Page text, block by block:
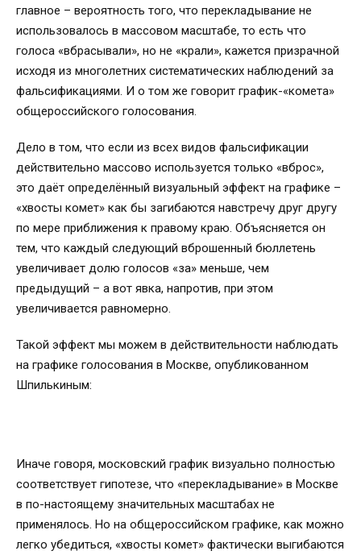
главное – вероятность того, что перекладывание не
использовалось в массовом масштабе, то есть что
голоса «вбрасывали», но не «крали», кажется призрачной
исходя из многолетних систематических наблюдений за
фальсификациями. И о том же говорит график-«комета»
общероссийского голосования.
Дело в том, что если из всех видов фальсификации
действительно массово используется только «вброс»,
это даёт определённый визуальный эффект на графике –
«хвосты комет» как бы загибаются навстречу друг другу
по мере приближения к правому краю. Объясняется он
тем, что каждый следующий вброшенный бюллетень
увеличивает долю голосов «за» меньше, чем
предыдущий – а вот явка, напротив, при этом
увеличивается равномерно.
Такой эффект мы можем в действительности наблюдать
на графике голосования в Москве, опубликованном
Шпилькиным:
Иначе говоря, московский график визуально полностью
соответствует гипотезе, что «перекладывание» в Москве
в по-настоящему значительных масштабах не
применялось. Но на общероссийском графике, как можно
легко убедиться, «хвосты комет» фактически выгибаются